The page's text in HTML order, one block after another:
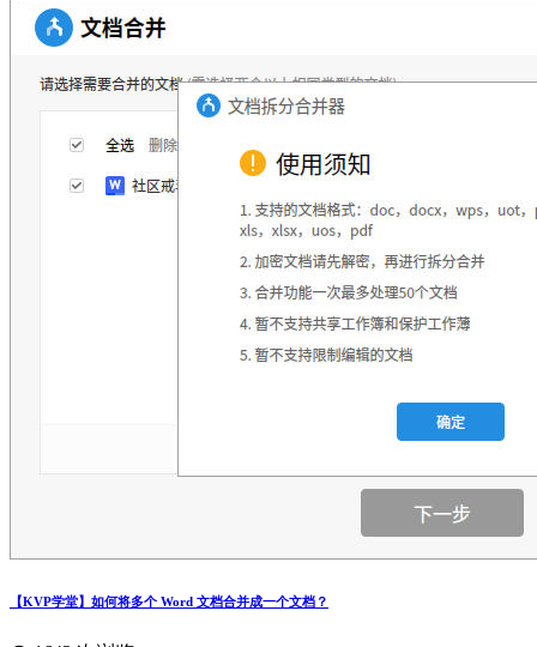
【KVP学堂】如何将多个 Word 文档合并成一个文档？